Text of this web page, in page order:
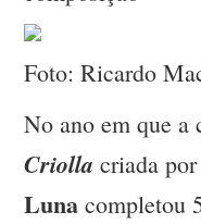
Foto: Ricardo
No ano em que
Criolla criada
Luna completou